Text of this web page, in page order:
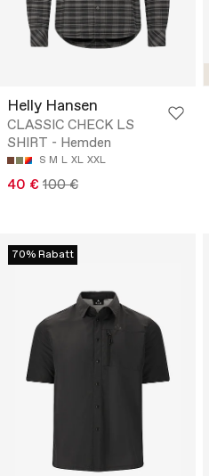
Helly Hansen
CLASSIC CHECK LS
SHIRT - Hemden
S M L XL XXL
40 € 100 €
70% Rabatt